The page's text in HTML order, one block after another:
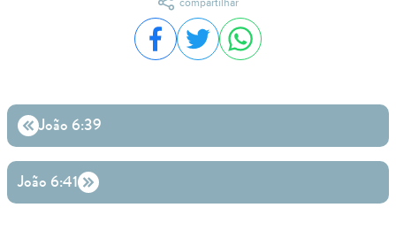
compartilhar
Compartilhar no Facebook
Compartilhar no Twitter
Compartilhar no
João 6:39
João 6:41